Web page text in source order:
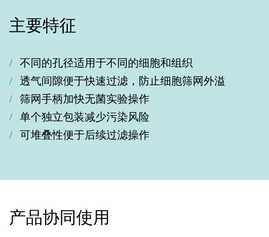
主要特征
不同的孔径适用于不同的细胞和组织
透气间隙便于快速过滤，防止细胞筛网外溢
筛网手柄加快无菌实验操作
单个独立包装减少污染风险
可堆叠性便于后续过滤操作
产品协同使用